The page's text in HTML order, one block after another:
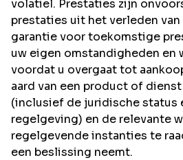
volatiel. Prestaties zijn
prestaties uit het verleden van
garantie voor toekomstige
uw eigen omstandigheden en
voordat u overgaat tot
aard van een product of
(inclusief de juridische status
regelgeving) en de relevante
regelgevende instanties te
een beslissing neemt.